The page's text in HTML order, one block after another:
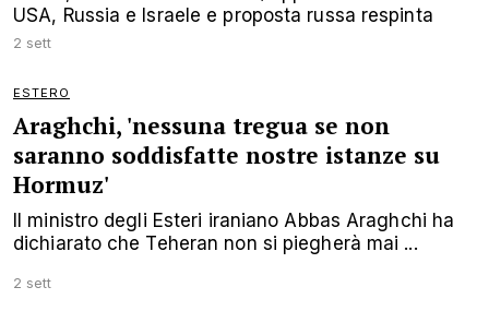
USA, Russia e Israele e proposta russa respinta
2 sett
ESTERO
Araghchi, 'nessuna tregua se non
saranno soddisfatte nostre istanze su
Hormuz'
Il ministro degli Esteri iraniano Abbas Araghchi ha
dichiarato che Teheran non si piegherà mai ...
2 sett